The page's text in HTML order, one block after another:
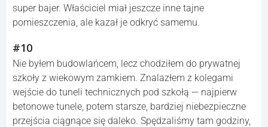
super bajer. Właściciel miał jeszcze inne tajne
pomieszczenia, ale kazał je odkryć samemu.
#10
Nie byłem budowlańcem, lecz chodziłem do prywatnej
szkoły z wiekowym zamkiem. Znalazłem z kolegami
wejście do tuneli technicznych pod szkołą — najpierw
betonowe tunele, potem starsze, bardziej niebezpieczne
przejścia ciągnące się daleko. Spędzaliśmy tam godziny,